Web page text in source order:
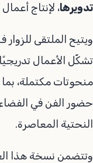
تدويرها، لإنتاج
ويتيح الملتقى
تشكّل الأعمال
منحوتات مكتملة، بما
حضور الفن في
النحتية المعاصرة.
وتتضمن نسخة هذا